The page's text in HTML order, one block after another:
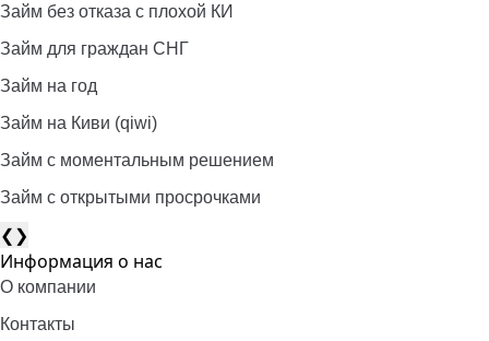
Займ без отказа с плохой КИ
Займ для граждан СНГ
Займ на год
Займ на Киви (qiwi)
Займ c моментальным решением
Займ с открытыми просрочками
❮❯
Информация о нас
О компании
Контакты